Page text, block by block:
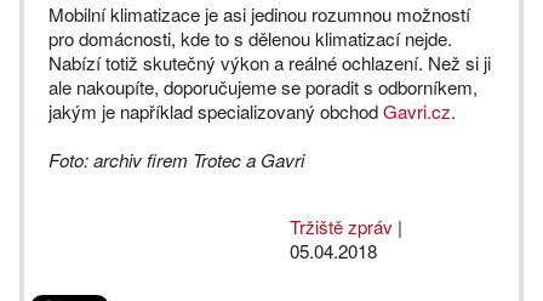
Mobilní klimatizace je asi jedinou rozumnou možností
pro domácnosti, kde to s dělenou klimatizací nejde.
Nabízí totiž skutečný výkon a reálné ochlazení. Než si ji
ale nakoupíte, doporučujeme se poradit s odborníkem,
jakým je například specializovaný obchodGavri.cz.
Foto: archiv firem Trotec a Gavri
Tržiště zpráv |
05.04.2018